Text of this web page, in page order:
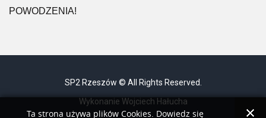
POWODZENIA!
SP2 Rzeszów © All Rights Reserved.
Wykonanie Wojciech Hałucha
Ta strona używa plików Cookies. Dowiedz się